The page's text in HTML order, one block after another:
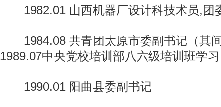
1982.01 山西机器厂设计科技术员,团
1984.08 共青团太原市委副书记（其
1989.07中央党校培训部八六级培训班学
1990.01 阳曲县委副书记